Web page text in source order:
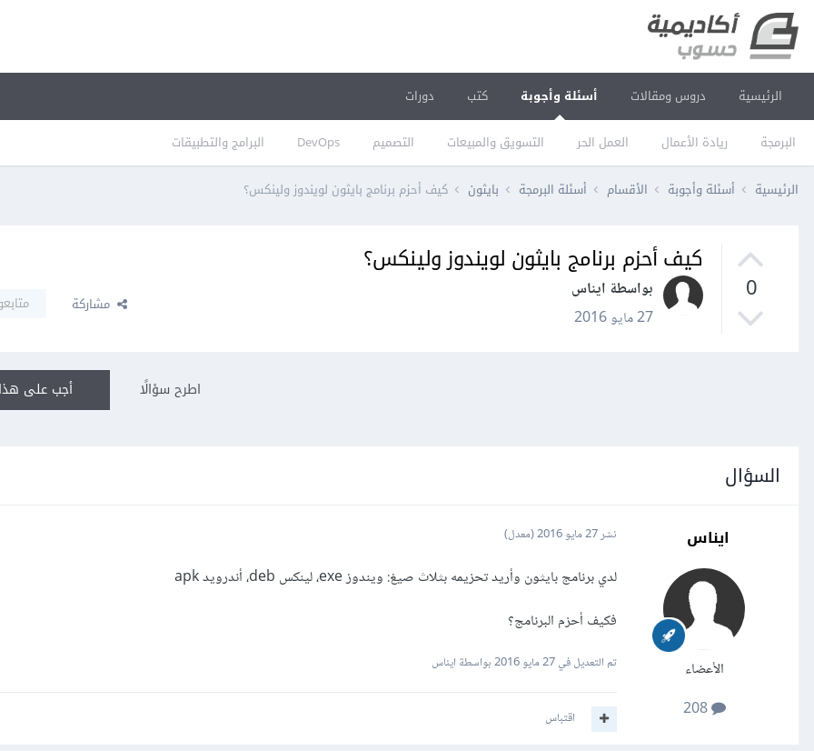
الرئيسية دروس ومقالات أسئلة وأجوبة
البرمجة ريادة الأعمال العمل الحر التسويق والمبيعات التصميم DevOps البرامج والتطبيقات
كتب دورات
الرئيسية أسئلة وأجوبة الأقسام أسئلة البرمجة بايثون كيف أحزم برنامج بايثون لويندوز ولينكس؟
0
كيف أحزم برنامج بايثون لويندوز ولينكس؟
بواسطة ايناس
27 مايو 2016
مشاركة
أجب على اطرح سؤالًا
السؤال
ايناس
الأعضاء
208
نشر27 مايو 2016 (معدل)
لدي برنامج بايثون وأريد تحزيمه بثلاث صيغ: ويندوز exe، لينكس deb، أندرويد apk
فكيف أحزم البرنامج؟
تم التعديل في27 مايو 2016 بواسطة ايناس
اقتباس